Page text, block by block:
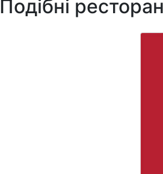
Подібні